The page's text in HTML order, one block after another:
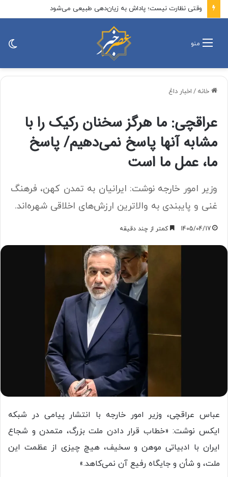
وقتی نظارت نیست؛ پاداش به زیان‌دهی طبیعی می‌شود
منو
خانه / اخبار داغ
عراقچی: ما هرگز سخنان رکیک را با
مشابه آنها پاسخ نمی‌دهیم/ پاسخ
ما، عمل ما است
وزیر امور خارجه نوشت: ایرانیان به تمدن کهن، فرهنگ
غنی و پایبندی به والاترین ارزش‌های اخلاقی شهره‌اند.
1405/04/17 کمتر از چند دقیقه
عباس عراقچی، وزیر امور خارجه با انتشار پیامی در شبکه
ایکس نوشت: «خطاب قرار دادن ملت بزرگ، متمدن و شجاع
ایران با ادبیاتی موهن و سخیف، هیچ چیزی از عظمت این
ملت، و شأن و جایگاه رفیع آن نمی‌کاهد.»